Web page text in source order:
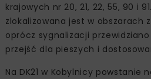
krajowych nr 20, 21, 22, 55, 90 i
zlokalizowana jest w obszarach
oprócz sygnalizacji
przejść dla pieszych i
Na DK21 w Kobylnicy powstanie